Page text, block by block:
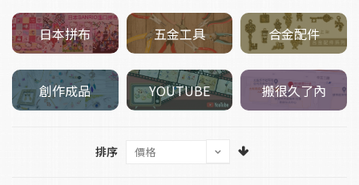
日本拼布 五金工具 合金配件
創作成品 YOUTUBE 搬很久了內
排序